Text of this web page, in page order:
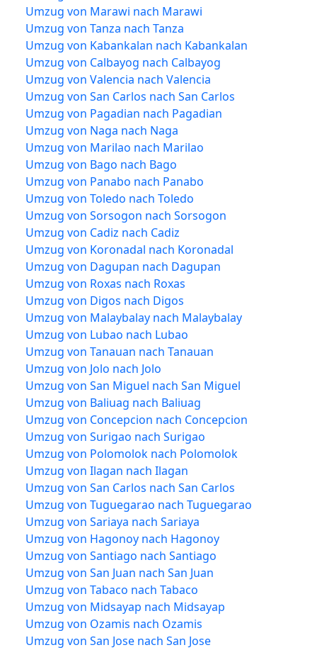
Umzug von Marawi nach Marawi
Umzug von Tanza nach Tanza
Umzug von Kabankalan nach Kabankalan
Umzug von Calbayog nach Calbayog
Umzug von Valencia nach Valencia
Umzug von San Carlos nach San Carlos
Umzug von Pagadian nach Pagadian
Umzug von Naga nach Naga
Umzug von Marilao nach Marilao
Umzug von Bago nach Bago
Umzug von Panabo nach Panabo
Umzug von Toledo nach Toledo
Umzug von Sorsogon nach Sorsogon
Umzug von Cadiz nach Cadiz
Umzug von Koronadal nach Koronadal
Umzug von Dagupan nach Dagupan
Umzug von Roxas nach Roxas
Umzug von Digos nach Digos
Umzug von Malaybalay nach Malaybalay
Umzug von Lubao nach Lubao
Umzug von Tanauan nach Tanauan
Umzug von Jolo nach Jolo
Umzug von San Miguel nach San Miguel
Umzug von Baliuag nach Baliuag
Umzug von Concepcion nach Concepcion
Umzug von Surigao nach Surigao
Umzug von Polomolok nach Polomolok
Umzug von Ilagan nach Ilagan
Umzug von San Carlos nach San Carlos
Umzug von Tuguegarao nach Tuguegarao
Umzug von Sariaya nach Sariaya
Umzug von Hagonoy nach Hagonoy
Umzug von Santiago nach Santiago
Umzug von San Juan nach San Juan
Umzug von Tabaco nach Tabaco
Umzug von Midsayap nach Midsayap
Umzug von Ozamis nach Ozamis
Umzug von San Jose nach San Jose